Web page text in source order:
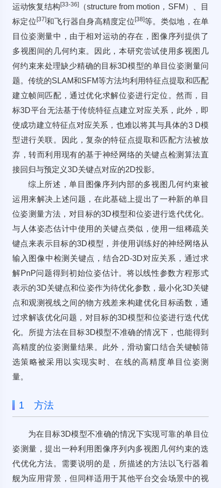
运动恢复结构[33-36]（structure from motion，SFM）、目
标定位[37]和飞行器自身高精度定位[38]等。类似地，在单
目位姿测量中，由于相对运动的存在，图像序列提供了
多视图间的几何约束。因此，本研究尝试使用多视图几
何约束来处理缺少精确的目标3D模型的单目位姿测量问
题。传统的SLAM和SFM等方法均利用特征点提取和匹配
建立帧间匹配，通过优化求解位姿进行定位。然而，目
标3D平台无法基于传统特征点建立对应关系，此外，即
使成功建立特征点对应关系，也难以将其与具体的3 D模
型进行关联。因此，复杂的特征点提取和匹配方法被放
弃，转而利用现有的基于神经网络的关键点检测算法直
接回归与预定义3D关键点对应的2D投影。
综上所述，单目图像序列内部的多视图几何约束被
运用来解决上述问题，在此基础上提出了一种新的单目
位姿测量方法，对目标的3D模型和位姿进行迭代优化。
与人体姿态估计中使用的关键点类似，使用一组稀疏关
键点来表示目标的3D模型，并使用训练好的神经网络从
输入图像中检测关键点，结合2D-3D对应关系，通过求
解PnP问题得到初始位姿估计。将以线性参数方程形式
表示的3D关键点和位姿作为待优化参数，最小化3D关键
点和观测视线之间的物方残差来构建优化目标函数，通
过求解该优化问题，对目标的3D模型和位姿进行迭代优
化。所提方法在目标3D模型不准确的情况下，也能得到
高精度的位姿测量结果。此外，滑动窗口结合关键帧筛
选策略被采用以实现实时、在线的高精度单目位姿测
量。
1 方法
为在目标3D模型不准确的情况下实现可靠的单目位
姿测量，提出一种利用图像序列内多视图几何约束的迭
代优化方法。需要说明的是，所描述的方法以飞行器着
舰为应用背景，但同样适用于其他平台交会场景中的视